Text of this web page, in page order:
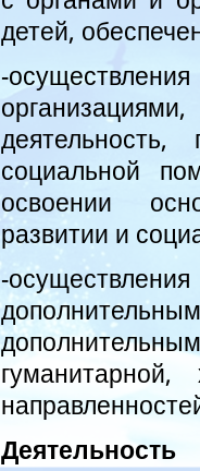
детей,
-
деятельность,
социальной
освоении
развитии и
-
гуманитарной,